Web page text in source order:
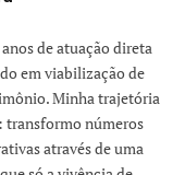
de atuação direta
em viabilização de
Minha trajetória
transformo números
através de uma